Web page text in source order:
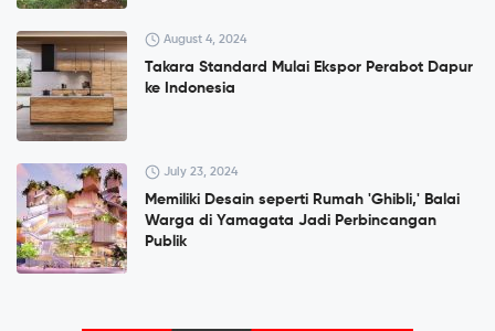
August 4, 2024
Takara Standard Mulai Ekspor Perabot Dapur
ke Indonesia
July 23, 2024
Memiliki Desain seperti Rumah 'Ghibli,' Balai
Warga di Yamagata Jadi Perbincangan
Publik